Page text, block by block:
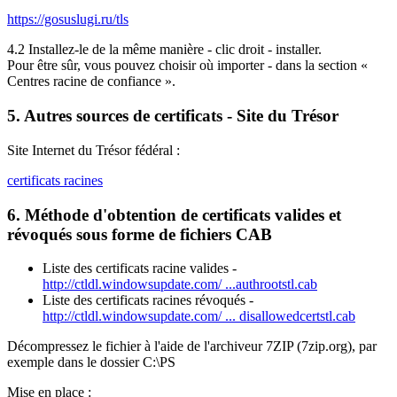
https://gosuslugi.ru/tls
4.2 Installez-le de la même manière - clic droit - installer.
Pour être sûr, vous pouvez choisir où importer - dans la section «
Centres racine de confiance ».
5. Autres sources de certificats - Site du Trésor
Site Internet du Trésor fédéral :
certificats racines
6. Méthode d'obtention de certificats valides et
révoqués sous forme de fichiers CAB
Liste des certificats racine valides -
http://ctldl.windowsupdate.com/ ...authrootstl.cab
Liste des certificats racines révoqués -
http://ctldl.windowsupdate.com/ ... disallowedcertstl.cab
Décompressez le fichier à l'aide de l'archiveur 7ZIP (7zip.org), par
exemple dans le dossier C:\PS
Mise en place :